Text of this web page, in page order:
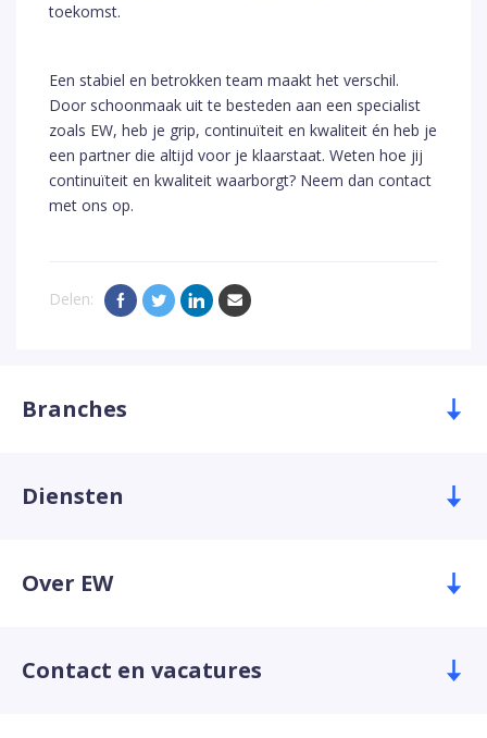
toekomst.
Een stabiel en betrokken team maakt het verschil.
Door schoonmaak uit te besteden aan een specialist
zoals EW, heb je grip, continuïteit en kwaliteit én heb je
een partner die altijd voor je klaarstaat. Weten hoe jij
continuïteit en kwaliteit waarborgt? Neem dan contact
met ons op.
Delen:
Branches
Diensten
Over EW
Contact en vacatures